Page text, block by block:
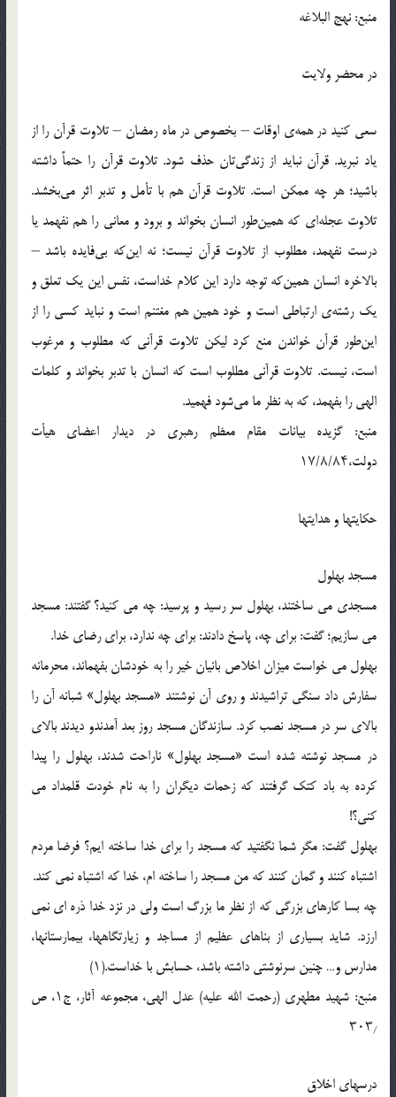
منبع: نهج البلاغه
در محضر ولایت
سعى کنید در همه‌ى اوقات – بخصوص در ماه رمضان – تلاوت قرآن را از
یاد نبرید. قرآن نباید از زندگى‌تان حذف شود. تلاوت قرآن را حتماً داشته
باشید؛ هر چه ممکن است. تلاوت قرآن هم با تأمل و تدبر اثر مى‌بخشد.
تلاوت عجله‌اى که همین‌طور انسان بخواند و برود و معانى را هم نفهمد یا
درست نفهمد، مطلوب از تلاوت قرآن نیست؛ نه این‌که بى‌فایده باشد –
بالاخره انسان همین‌که توجه دارد این کلام خداست، نفس این یک تعلق و
یک رشته‌ى ارتباطى است و خود همین هم مغتنم است و نباید کسى را از
این‌طور قرآن خواندن منع کرد لیکن تلاوت قرآنى که مطلوب و مرغوب
است، نیست. تلاوت قرآنى مطلوب است که انسان با تدبر بخواند و کلمات
الهى را بفهمد، که به نظر ما مى‌شود فهمید.
منبع: گزیده بیانات مقام معظم رهبری در دیدار اعضاى هیأت
دولت،۱۷/۸/۸۴
حکایتها و هدایتها
مسجد بهلول
مسجدی می ساختند، بهلول سر رسید و پرسید: چه می کنید؟ گفتند: مسجد
می سازیم؛ گفت: برای چه، پاسخ دادند: برای چه ندارد، برای رضای خدا.
بهلول می خواست میزان اخلاص بانیان خیر را به خودشان بفهماند، محرمانه
سفارش داد سنگی تراشیدند و روی آن نوشتند «مسجد بهلول» شبانه آن را
بالای سر در مسجد نصب کرد. سازندگان مسجد روز بعد آمدندو دیدند بالای
در مسجد نوشته شده است «مسجد بهلول» ناراحت شدند، بهلول را پیدا
کرده به باد کتک گرفتند که زحمات دیگران را به نام خودت قلمداد می
کنی؟!
بهلول گفت: مگر شما نگفتید که مسجد را برای خدا ساخته ایم؟ فرضا مردم
اشتباه کنند و گمان کنند که من مسجد را ساخته ام، خدا که اشتباه نمی کند.
چه بسا کارهای بزرگی که از نظر ما بزرگ است ولی در نزد خدا ذره ای نمی
ارزد. شاید بسیاری از بناهای عظیم از مساجد و زیارتگاهها، بیمارستانها،
مدارس و… چنین سرنوشتی داشته باشد، حسابش با خداست.(۱)
منبع: شهید مطهری (رحمت الله علیه) عدل الهی، مجموعه آثار، ج۱، ص
۳۰۳٫
درسهای اخلاق